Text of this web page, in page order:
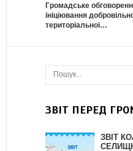
Громадське
ініціювання
територіальної…
ЗВІТ ПЕРЕД
ЗВІТ